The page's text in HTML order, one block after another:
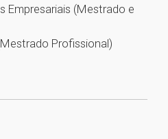
Empresariais (Mestrado e
Profissional)